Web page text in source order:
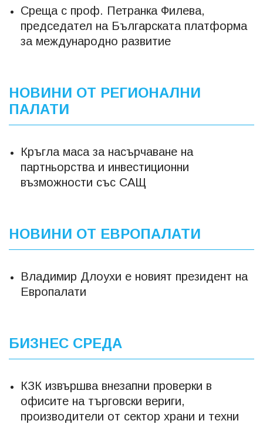
Среща с проф. Петранка Филева,
председател на Българската платформа
за международно развитие
НОВИНИ ОТ РЕГИОНАЛНИ
ПАЛАТИ
Кръгла маса за насърчаване на
партньорства и инвестиционни
възможности със САЩ
НОВИНИ ОТ ЕВРОПАЛАТИ
Владимир Длоухи е новият президент на
Европалати
БИЗНЕС СРЕДА
КЗК извършва внезапни проверки в
офисите на търговски вериги,
производители от сектор храни и техни